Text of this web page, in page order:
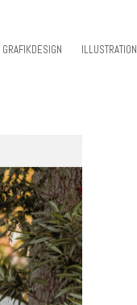
GRAFIKDESIGN ILLUSTRATION